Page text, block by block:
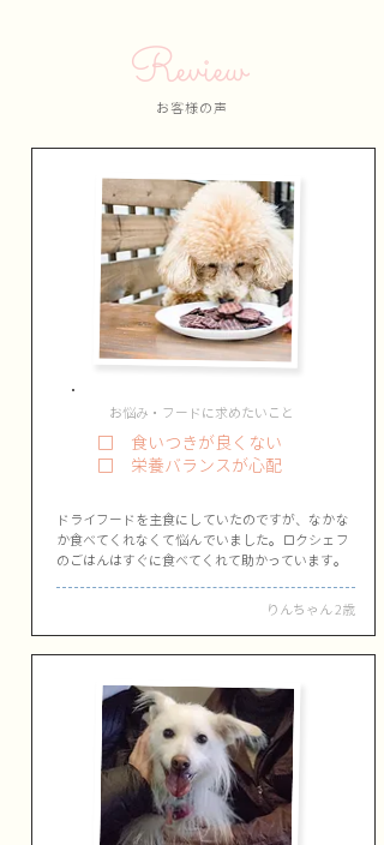
お客様の声
Review
お悩み・フードに求めたいこと
□ 食いつきが良くない
​□ 栄養バランスが心配
ドライフードを主食にしていたのですが、なかな
か食べてくれなくて悩んでいました。ロクシェフ
のごはんはすぐに食べてくれて助かっています。
りんちゃん 2歳